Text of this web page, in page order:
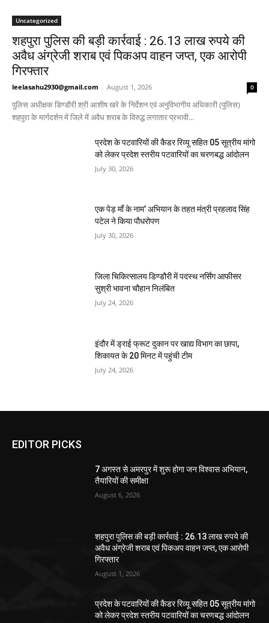
Uncategorized
शहपुरा पुलिस की बड़ी कार्रवाई : 26.13 लाख रुपये की
अवैध अंग्रेजी शराब एवं पिकअप वाहन जप्त, एक आरोपी
गिरफ्तार
leelasahu2930@gmail.com - August 1, 2026 0
पुलिस अधीक्षक डिण्डौरी श्री आशीष खरे के निर्देशन एवं अनुविभागीय अधिकारी (पुलिस)
शहपुरा के मार्गदर्शन में जिले में अवैध शराब के विरुद्ध लगातार प्रभावी...
प्रदेश के पटवारियों की कैडर रिव्यू सहित 05 सूत्रीय मांगो
को लेकर प्रदेश स्तरीय पटवारियों का चरणबद्ध आंदोलन
July 30, 2026
एक पेड़ माँ के नाम’ अभियान के तहत मंत्री प्रहलाद सिंह
पटेल ने किया पौधरोपण
July 30, 2026
जिला चिकित्सालय डिण्डौरी में पदस्थ नर्सिंग आफीसर
सुश्री भावना चौहान निलंबित
July 24, 2026
इंदौर में ड्राई फ्रूट दुकान पर खाद्य विभाग का छापा,
शिकायत के 20 मिनट में पहुंची टीम
July 24, 2026
EDITOR PICKS
7 अगस्त से अमरपुर में शुरू होगा जन विश्वास अभियान,
तैयारियों की समीक्षा
August 6, 2026
शहपुरा पुलिस की बड़ी कार्रवाई : 26.13 लाख रुपये की
अवैध अंग्रेजी शराब एवं पिकअप वाहन जप्त, एक आरोपी
गिरफ्तार
August 1, 2026
प्रदेश के पटवारियों की कैडर रिव्यू सहित 05 सूत्रीय मांगो
को लेकर प्रदेश स्तरीय पटवारियों का चरणबद्ध आंदोलन